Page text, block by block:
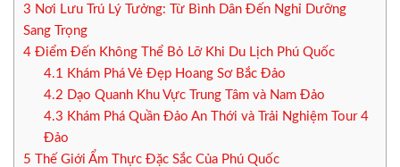
3 Nơi Lưu Trú Lý Tưởng: Từ Bình Dân Đến Nghỉ Dưỡng
Sang Trọng
4 Điểm Đến Không Thể Bỏ Lỡ Khi Du Lịch Phú Quốc
4.1
Khám Phá Vẻ Đẹp Hoang Sơ Bắc Đảo
4.2 Dạo Quanh Khu Vực Trung Tâm và Nam Đảo
4.3 Khám Phá Quần Đảo An Thới và Trải Nghiệm Tour 4
Đảo
5 Thế Giới Ẩm Thực Đặc Sắc Của Phú Quốc